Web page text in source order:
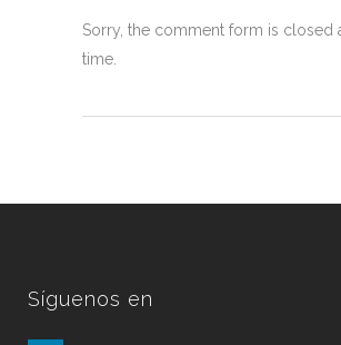
Sorry, the comment form is closed
time.
Síguenos en